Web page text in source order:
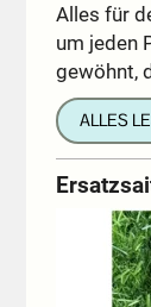
Alles für
um jeden
gewöhnt,
ALLES